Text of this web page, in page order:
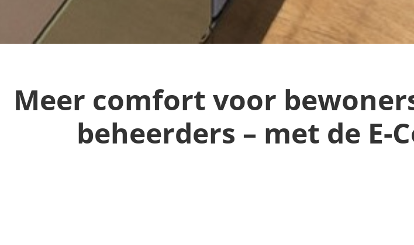
Meer comfort voor
beheerders – met de E-